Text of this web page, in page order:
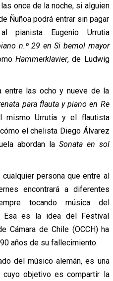
once de la noche, si alguien
Ñuñoa podrá entrar sin pagar
pianista Eugenio Urrutia
n.º 29 en Si bemol mayor
Hammerklavier, de Ludwig
entre las ocho y nueve de la
para flauta y piano en Re
mismo Urrutia y el flautista
el chelista Diego Álvarez
abordan la Sonata en sol
persona que entre al
encontrará a diferentes
tocando música del
Esa es la idea del Festival
Cámara de Chile (OCCH) ha
años de su fallecimiento.
del músico alemán, es una
cuyo objetivo es compartir la